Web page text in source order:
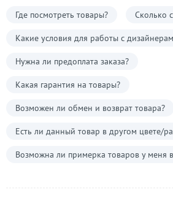
Где посмотреть товары? Сколько
Какие условия для работы с
Нужна ли предоплата заказа?
Какая гарантия на товары?
Возможен ли обмен и возврат товара?
Есть ли данный товар в другом цвете/
Возможна ли примерка товаров у меня